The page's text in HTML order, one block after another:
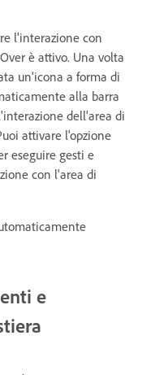
l'interazione con
è attivo. Una volta
un'icona a forma di
alla barra
dell'area di
attivare l'opzione
eseguire gesti e
con l'area di
e